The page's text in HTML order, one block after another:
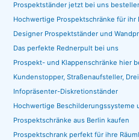
Prospektständer jetzt bei uns
Hochwertige Prospektschränke für ihr
Designer Prospektständer und
Das perfekte Rednerpult bei uns
Prospekt- und Klappenschränke hier
Kundenstopper, Straßenaufsteller,
Infopräsenter-Diskretionständer
Hochwertige Beschilderungssysteme
Prospektschränke aus Berlin kaufen
Prospektschrank perfekt für ihre